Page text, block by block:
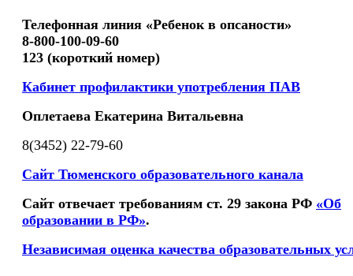
Телефонная линия «Ребенок в опсаности»
8-800-100-09-60
123 (короткий номер)
Кабинет профилактики употребления ПАВ
Оплетаева Екатерина Витальевна
8(3452) 22-79-60
Сайт Тюменского образовательного канала
Сайт отвечает требованиям ст. 29 закона РФ «Об
образовании в РФ».
Независимая оценка качества образовательных